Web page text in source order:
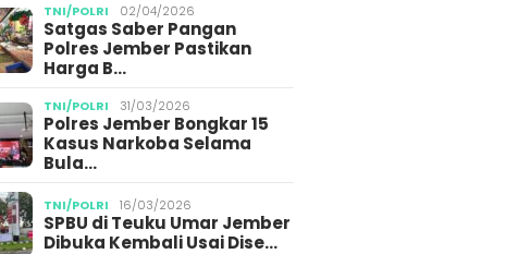
TNI/POLRI 02/04/2026
Satgas Saber Pangan
Polres Jember Pastikan
Harga B…
TNI/POLRI 31/03/2026
Polres Jember Bongkar 15
Kasus Narkoba Selama
Bula…
TNI/POLRI 16/03/2026
SPBU di Teuku Umar Jember
Dibuka Kembali Usai Dise…